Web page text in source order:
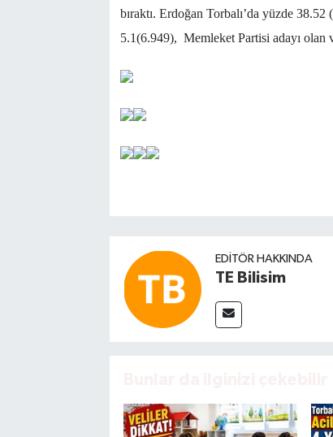
bıraktı. Erdoğan Torbalı’da yüzde
5.1(6.949), Memleket Partisi adayı olan
EDITÖR HAKKINDA
TE Bilisim